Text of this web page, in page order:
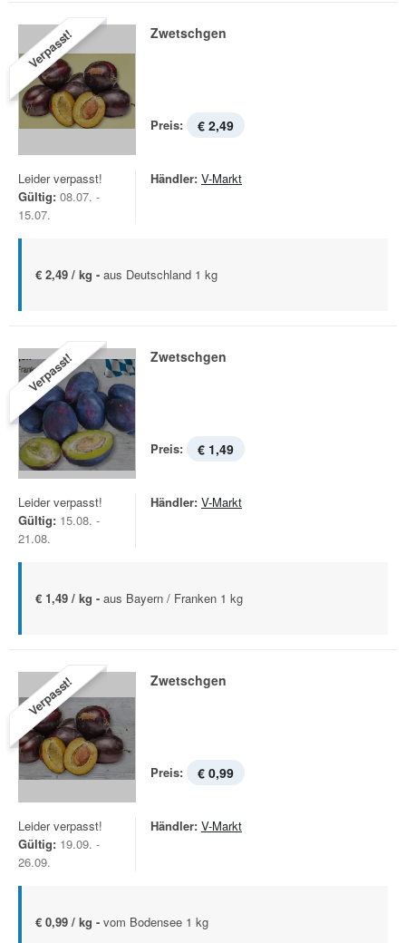
Verpasst! Zwetschgen
Preis: € 2,49
Leider verpasst!
Gültig: 08.07. -
15.07.
Händler: V-Markt
€ 2,49 / kg - aus Deutschland 1 kg
Verpasst! Zwetschgen
Preis: € 1,49
Leider verpasst!
Gültig: 15.08. -
21.08.
Händler: V-Markt
€ 1,49 / kg - aus Bayern / Franken 1 kg
Verpasst! Zwetschgen
Preis: € 0,99
Leider verpasst!
Gültig: 19.09. -
26.09.
Händler: V-Markt
€ 0,99 / kg - vom Bodensee 1 kg